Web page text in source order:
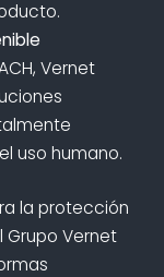
Vernet
uso humano.
la protección
Grupo Vernet